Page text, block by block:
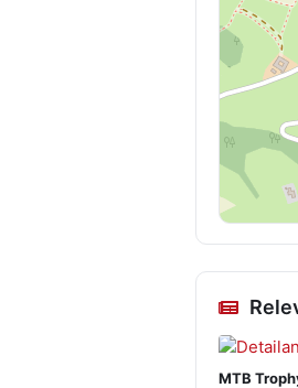
MTB